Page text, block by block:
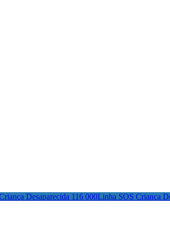
Linha SOS Criança